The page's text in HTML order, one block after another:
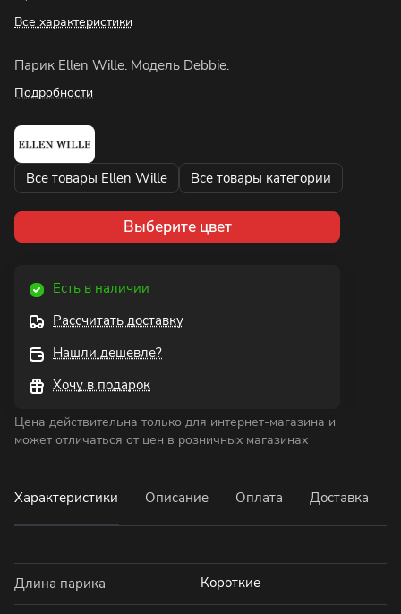
Все характеристики
Парик Ellen Wille. Модель Debbie.
Подробности
Все товары Ellen Wille Все товары категории
Выберите цвет
Есть в наличии
Рассчитать доставку
Нашли дешевле?
Хочу в подарок
Цена действительна только для интернет-магазина и
может отличаться от цен в розничных магазинах
Характеристики Описание Оплата Доставка
Длина парика Короткие